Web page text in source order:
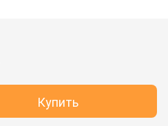
Купить